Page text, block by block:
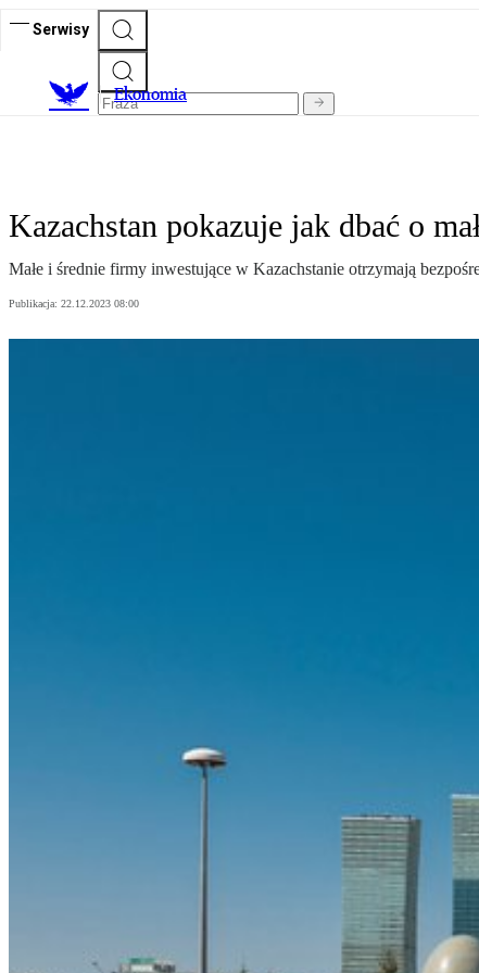
Serwisy
Ekonomia
Kazachstan pokazuje jak dbać o
Małe i średnie firmy inwestujące w Kazachstanie otrzymają
Publikacja: 22.12.2023 08:00